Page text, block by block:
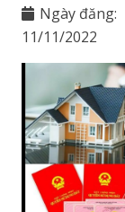
Ngày đăng:
11/11/2022